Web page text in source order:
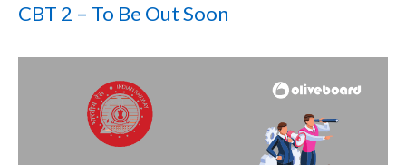
CBT 2 – To Be Out Soon